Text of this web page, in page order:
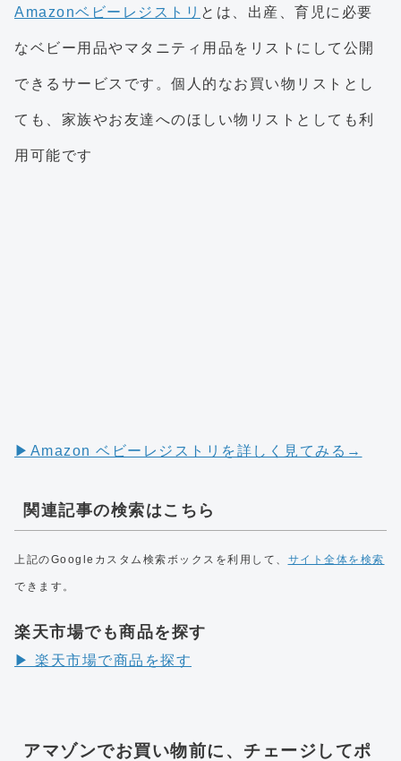
Amazonベビーレジストリ とは、出産、育児に必要
なベビー用品やマタニティ用品をリストにして公開
できるサービスです。個人的なお買い物リストとし
ても、家族やお友達へのほしい物リストとしても利
用可能です
▶︎Amazon ベビーレジストリを詳しく見てみる→
関連記事の検索はこちら
上記のGoogleカスタム検索ボックスを利用して、 サイト全体を検索
できます。
楽天市場でも商品を探す
▶︎ 楽天市場で商品を探す
アマゾンでお買い物前に、チェージしてポ